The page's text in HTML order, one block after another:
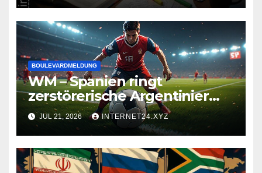
BOULEVARDMELDUNG
WM – Spanien ringt
zerstörerische Argentinier
nieder
JUL 21, 2026 INTERNET24.XYZ